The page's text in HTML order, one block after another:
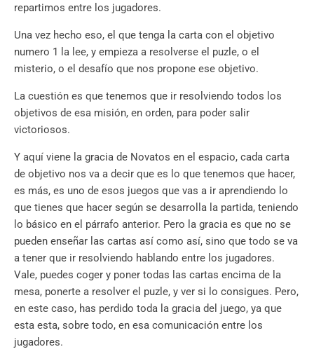
repartimos entre los jugadores.
Una vez hecho eso, el que tenga la carta con el objetivo
numero 1 la lee, y empieza a resolverse el puzle, o el
misterio, o el desafío que nos propone ese objetivo.
La cuestión es que tenemos que ir resolviendo todos los
objetivos de esa misión, en orden, para poder salir
victoriosos.
Y aquí viene la gracia de Novatos en el espacio, cada carta
de objetivo nos va a decir que es lo que tenemos que hacer,
es más, es uno de esos juegos que vas a ir aprendiendo lo
que tienes que hacer según se desarrolla la partida, teniendo
lo básico en el párrafo anterior. Pero la gracia es que no se
pueden enseñar las cartas así como así, sino que todo se va
a tener que ir resolviendo hablando entre los jugadores.
Vale, puedes coger y poner todas las cartas encima de la
mesa, ponerte a resolver el puzle, y ver si lo consigues. Pero,
en este caso, has perdido toda la gracia del juego, ya que
esta esta, sobre todo, en esa comunicación entre los
jugadores.